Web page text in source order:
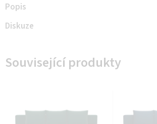
Popis
Diskuze
Související produkty